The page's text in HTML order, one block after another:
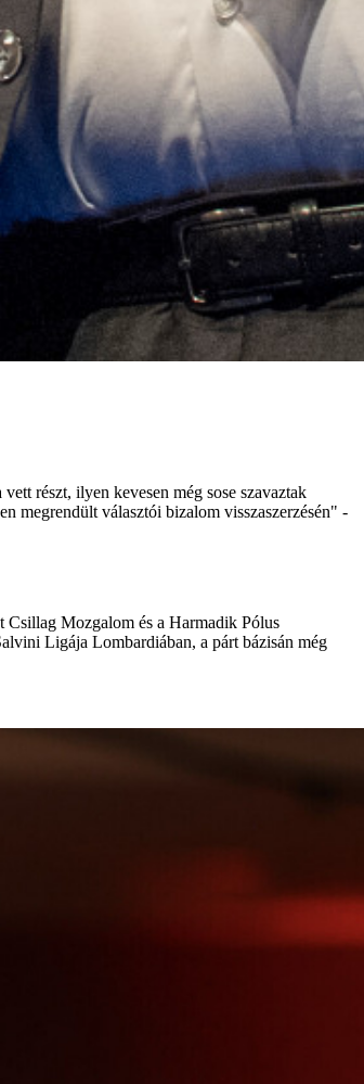
részt, ilyen kevesen még sose szavaztak
megrendült választói bizalom visszaszerzésén" -
Mozgalom és a Harmadik Pólus
Ligája Lombardiában, a párt bázisán még